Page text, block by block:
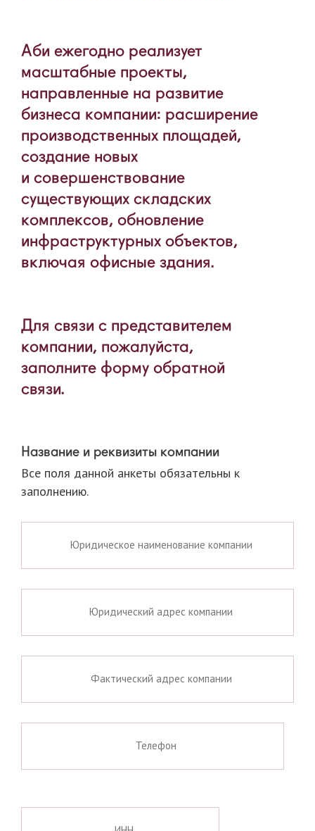
Аби ежегодно реализует
масштабные проекты,
направленные на развитие
бизнеса компании: расширение
производственных площадей,
создание новых
и совершенствование
существующих складских
комплексов, обновление
инфраструктурных объектов,
включая офисные здания.
Для связи с представителем
компании, пожалуйста,
заполните форму обратной
связи.
Название и реквизиты компании
Все поля данной анкеты обязательны к
заполнению.